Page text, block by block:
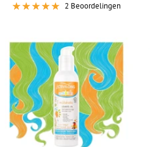
2 Beoordelingen